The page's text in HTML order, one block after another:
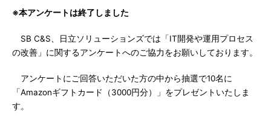
※本アンケートは終了しました
SB C&S、日立ソリューションズでは「IT開発や運用プロセス
の改善」に関するアンケートへのご協力をお願いしております。
アンケートにご回答いただいた方の中から抽選で10名に
「Amazonギフトカード（3000円分）」をプレゼントいたしま
す。